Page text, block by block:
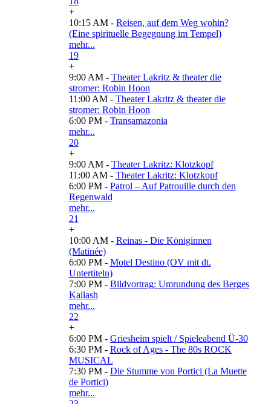
+
10:15 AM - Reisen, auf dem Weg wohin?
(Eine spirituelle Begegnung im Tempel)
mehr...
19
+
9:00 AM - Theater Lakritz & theater die
stromer: Robin Hoon
11:00 AM - Theater Lakritz & theater die
stromer: Robin Hoon
6:00 PM - Transamazonia
mehr...
20
+
9:00 AM - Theater Lakritz: Klotzkopf
11:00 AM - Theater Lakritz: Klotzkopf
6:00 PM - Patrol – Auf Patrouille durch den
Regenwald
mehr...
21
+
10:00 AM - Reinas - Die Königinnen
(Matinée)
6:00 PM - Motel Destino (OV mit dt.
Untertiteln)
7:00 PM - Bildvortrag: Umrundung des Berges
Kailash
mehr...
22
+
6:00 PM - Griesheim spielt / Spieleabend Ü-30
6:30 PM - Rock of Ages - The 80s ROCK
MUSICAL
7:30 PM - Die Stumme von Portici (La Muette
de Portici)
mehr...